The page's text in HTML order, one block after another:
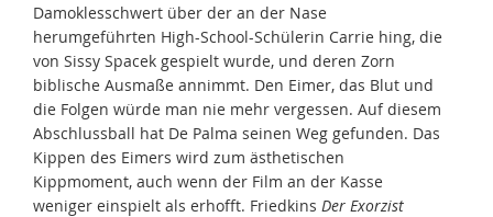
Damoklesschwert über der an der Nase
herumgeführten High-School-Schülerin Carrie hing, die
von Sissy Spacek gespielt wurde, und deren Zorn
biblische Ausmaße annimmt. Den Eimer, das Blut und
die Folgen würde man nie mehr vergessen. Auf diesem
Abschlussball hat De Palma seinen Weg gefunden. Das
Kippen des Eimers wird zum ästhetischen
Kippmoment, auch wenn der Film an der Kasse
weniger einspielt als erhofft. Friedkins Der Exorzist